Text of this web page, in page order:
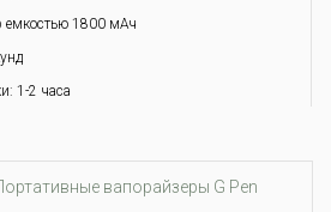
емкостью 1800 мАч
1-2 часа
вапорайзеры G Pen